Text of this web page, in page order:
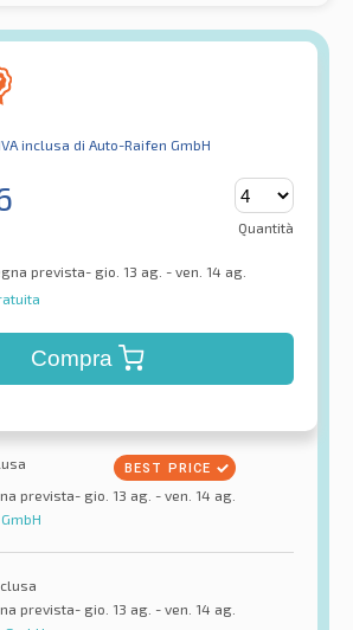
inclusa di Auto-Raifen GmbH
Quantità
prevista- gio. 13 ag. - ven. 14 ag.
Compra
prevista- gio. 13 ag. - ven. 14 ag.
prevista- gio. 13 ag. - ven. 14 ag.